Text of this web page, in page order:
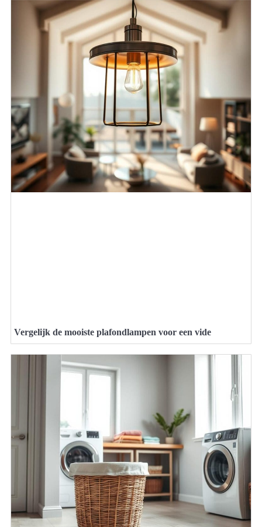
Vergelijk de mooiste plafondlampen voor een vide